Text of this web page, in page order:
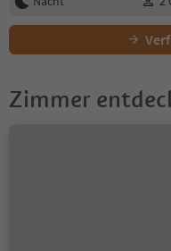
Zimmer